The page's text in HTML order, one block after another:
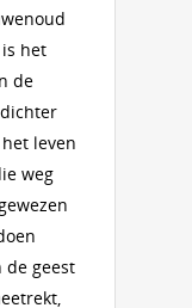
is het
de
leven
weg
de geest